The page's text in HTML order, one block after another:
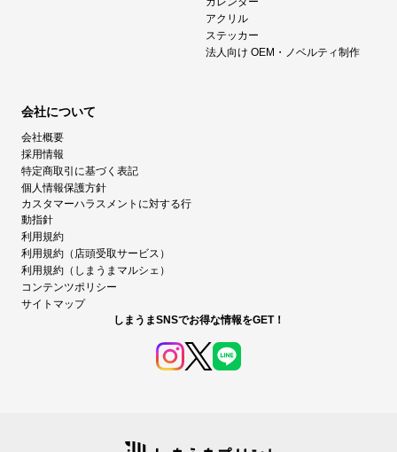
アクリル
ステッカー
法人向け OEM・ノベルティ制作
会社について
会社概要
採用情報
特定商取引に基づく表記
個人情報保護方針
カスタマーハラスメントに対する行
動指針
利用規約
利用規約（店頭受取サービス）
利用規約（しまうまマルシェ）
コンテンツポリシー
サイトマップ
しまうまSNSでお得な情報をGET！